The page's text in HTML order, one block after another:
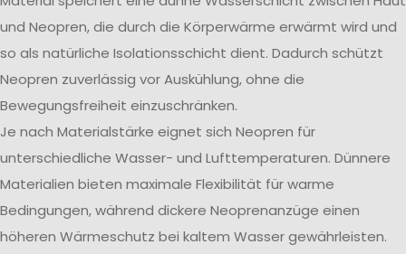
und Neopren, die durch die Körperwärme erwärmt wird und
so als natürliche Isolationsschicht dient. Dadurch schützt
Neopren zuverlässig vor Auskühlung, ohne die
Bewegungsfreiheit einzuschränken.
Je nach Materialstärke eignet sich Neopren für
unterschiedliche Wasser- und Lufttemperaturen. Dünnere
Materialien bieten maximale Flexibilität für warme
Bedingungen, während dickere Neoprenanzüge einen
höheren Wärmeschutz bei kaltem Wasser gewährleisten.